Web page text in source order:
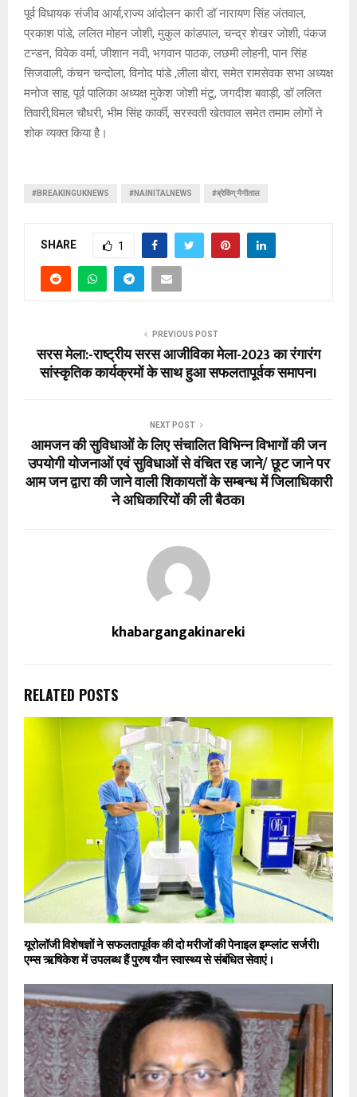
पूर्व विधायक संजीव आर्या,राज्य आंदोलन कारी डॉ नारायण सिंह जंतवाल,
प्रकाश पांडे, ललित मोहन जोशी, मुकुल कांडपाल, चन्द्र शेखर जोशी, पंकज
टन्डन, विवेक वर्मा, जीशान नवी, भगवान पाठक, लछमी लोहनी, पान सिंह
सिजवाली, कंचन चन्दोला, विनोद पांडे ,लीला बोरा, समेत रामसेवक सभा अध्यक्ष
मनोज साह, पूर्व पालिका अध्यक्ष मुकेश जोशी मंटू, जगदीश बवाड़ी, डॉ ललित
तिवारी,विमल चौधरी, भीम सिंह कार्की, सरस्वती खेतवाल समेत तमाम लोगों ने
शोक व्यक्त किया है।
#BREAKINGUKNEWS #NAINITALNEWS #ब्रेकिंग् नैनीताल
SHARE 1
PREVIOUS POST
सरस मेला:-राष्ट्रीय सरस आजीविका मेला-2023 का रंगारंग
सांस्कृतिक कार्यक्रमों के साथ हुआ सफलतापूर्वक समापन।
NEXT POST
आमजन की सुविधाओं के लिए संचालित विभिन्न विभागों की जन
उपयोगी योजनाओं एवं सुविधाओं से वंचित रह जाने/ छूट जाने पर
आम जन द्वारा की जाने वाली शिकायतों के सम्बन्ध में जिलाधिकारी
ने अधिकारियों की ली बैठक।
khabargangakinareki
RELATED POSTS
यूरोलॉजी विशेषज्ञों ने सफलतापूर्वक की दो मरीजों की पेनाइल इम्प्लांट सर्जरी।
एम्स ऋषिकेश में उपलब्ध हैं पुरुष यौन स्वास्थ्य से संबंधित सेवाएं ।